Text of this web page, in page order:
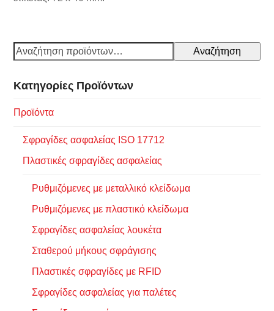
Αναζήτηση
Κατηγορίες Προϊόντων
Προϊόντα
Σφραγίδες ασφαλείας ISO 17712
Πλαστικές σφραγίδες ασφαλείας
Ρυθμιζόμενες με μεταλλικό κλείδωμα
Ρυθμιζόμενες με πλαστικό κλείδωμα
Σφραγίδες ασφαλείας λουκέτα
Σταθερού μήκους σφράγισης
Πλαστικές σφραγίδες με RFID
Σφραγίδες ασφαλείας για παλέτες